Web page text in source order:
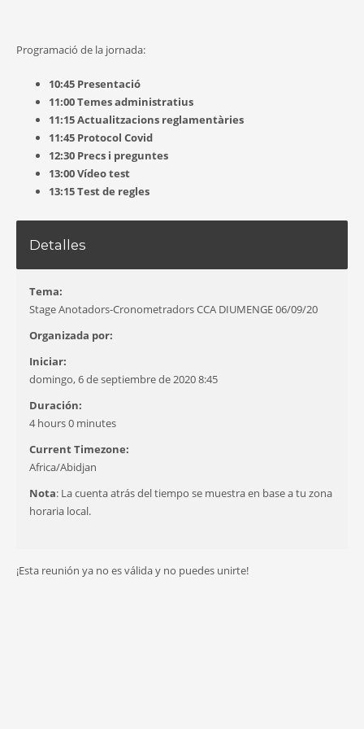
Programació de la jornada:
10:45 Presentació
11:00 Temes administratius
11:15 Actualitzacions reglamentàries
11:45 Protocol Covid
12:30 Precs i preguntes
13:00 Vídeo test
13:15 Test de regles
Detalles
Tema:
Stage Anotadors-Cronometradors CCA DIUMENGE 06/09/20
Organizada por:
Iniciar:
domingo, 6 de septiembre de 2020 8:45
Duración:
4 hours 0 minutes
Current Timezone:
Africa/Abidjan
Nota: La cuenta atrás del tiempo se muestra en base a tu zona
horaria local.
¡Esta reunión ya no es válida y no puedes unirte!